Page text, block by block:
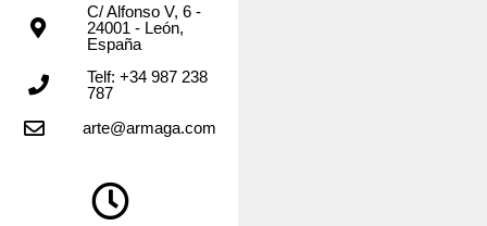
C/ Alfonso V, 6 -
24001 - León,
España
Telf: +34 987 238
787
arte@armaga.com